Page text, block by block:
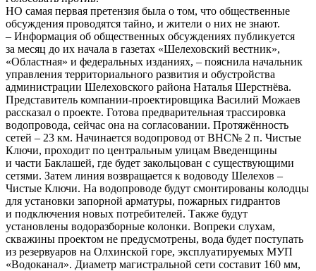
НО самая первая претензия была о том, что общественные
обсуждения проводятся тайно, и жители о них не знают.
– Информация об общественных обсуждениях публикуется
за месяц до их начала в газетах «Шелеховский вестник»,
«Областная» и федеральных изданиях, – пояснила начальник
управления территориального развития и обустройства
администрации Шелеховского района Наталья Шерстнёва.
Представитель компании-проектировщика Василий Можаев
рассказал о проекте. Готова предварительная трассировка
водопровода, сейчас она на согласовании. Протяжённость
сетей – 23 км. Начинается водопровод от ВНС№ 2 п. Чистые
Ключи, проходит по центральным улицам Введенщины
и части Баклашей, где будет закольцован с существующими
сетями. Затем линия возвращается к водоводу Шелехов –
Чистые Ключи. На водопроводе будут смонтированы колодцы
для установки запорной арматуры, пожарных гидрантов
и подключения новых потребителей. Также будут
установлены водоразборные колонки. Вопреки слухам,
скважины проектом не предусмотрены, вода будет поступать
из резервуаров на Олхинской горе, эксплуатируемых МУП
«Водоканал». Диаметр магистральной сети составит 160 мм,